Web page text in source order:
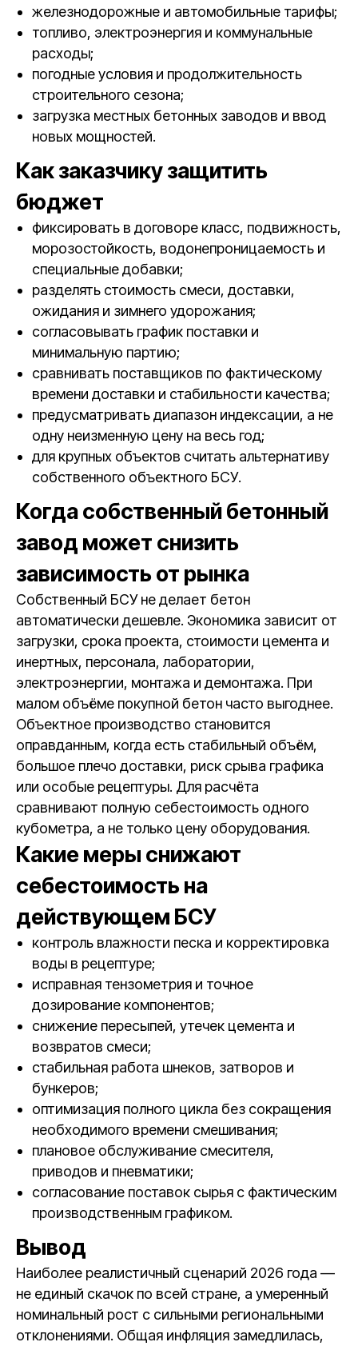
железнодорожные и автомобильные тарифы;
топливо, электроэнергия и коммунальные
расходы;
погодные условия и продолжительность
строительного сезона;
загрузка местных бетонных заводов и ввод
новых мощностей.
Как заказчику защитить
бюджет
фиксировать в договоре класс, подвижность,
морозостойкость, водонепроницаемость и
специальные добавки;
разделять стоимость смеси, доставки,
ожидания и зимнего удорожания;
согласовывать график поставки и
минимальную партию;
сравнивать поставщиков по фактическому
времени доставки и стабильности качества;
предусматривать диапазон индексации, а не
одну неизменную цену на весь год;
для крупных объектов считать альтернативу
собственного объектного БСУ.
Когда собственный бетонный
завод может снизить
зависимость от рынка
Собственный БСУ не делает бетон
автоматически дешевле. Экономика зависит от
загрузки, срока проекта, стоимости цемента и
инертных, персонала, лаборатории,
электроэнергии, монтажа и демонтажа. При
малом объёме покупной бетон часто выгоднее.
Объектное производство становится
оправданным, когда есть стабильный объём,
большое плечо доставки, риск срыва графика
или особые рецептуры. Для расчёта
сравнивают полную себестоимость одного
кубометра, а не только цену оборудования.
Какие меры снижают
себестоимость на
действующем БСУ
контроль влажности песка и корректировка
воды в рецептуре;
исправная тензометрия и точное
дозирование компонентов;
снижение пересыпей, утечек цемента и
возвратов смеси;
стабильная работа шнеков, затворов и
бункеров;
оптимизация полного цикла без сокращения
необходимого времени смешивания;
плановое обслуживание смесителя,
приводов и пневматики;
согласование поставок сырья с фактическим
производственным графиком.
Вывод
Наиболее реалистичный сценарий 2026 года —
не единый скачок по всей стране, а умеренный
номинальный рост с сильными региональными
отклонениями. Общая инфляция замедлилась,